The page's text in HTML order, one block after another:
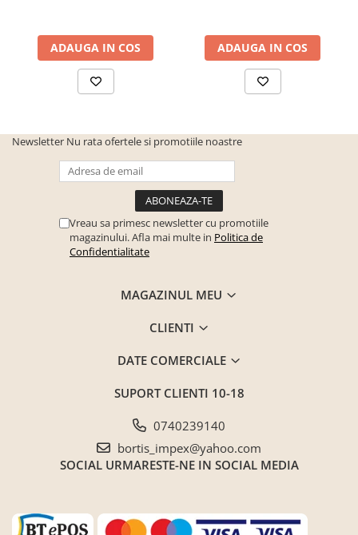
Canapele birou
Dulapuri birou/bibliorafturi
Scaune Birou
Scaune conferinta-vizitator
Seturi mobilier birou complet
Birouri camera copilului
Canapele copii
COVOARE PUFOASE(SHAGGY)FIR
Mobilier Gradina
Banci gradina si terasa
Scaune de gradina
ADAUGA IN COS ADAUGA IN COS
Newsletter Nu rata ofertele si promotiile noastre
Vreau sa primesc newsletter cu promotiile
magazinului. Afla mai multe in Politica de
Confidentialitate
MAGAZINUL MEU
CLIENTI
DATE COMERCIALE
SUPORT CLIENTI 10-18
0740239140
bortis_impex@yahoo.com
SOCIAL URMARESTE-NE IN SOCIAL MEDIA